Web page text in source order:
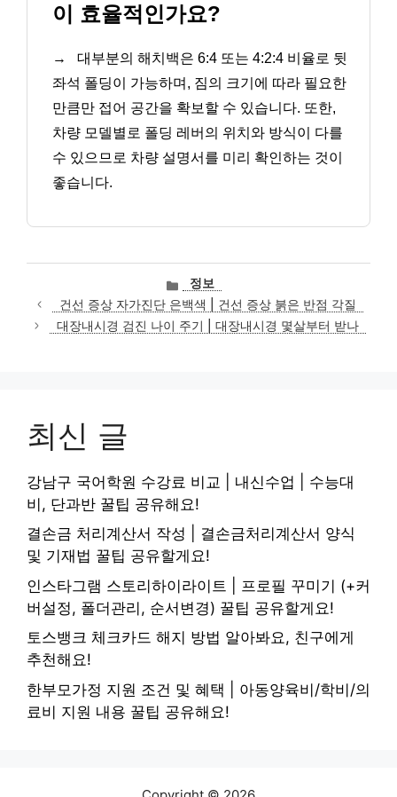
이 효율적인가요?
→
대부분의 해치백은 6:4 또는 4:2:4 비율로 뒷
좌석 폴딩이 가능하며, 짐의 크기에 따라 필요한
만큼만 접어 공간을 확보할 수 있습니다. 또한,
차량 모델별로 폴딩 레버의 위치와 방식이 다를
수 있으므로 차량 설명서를 미리 확인하는 것이
좋습니다.
카
테
고
리
정보
건선 증상 자가진단 은백색 | 건선 증상 붉은 반점 각질
대장내시경 검진 나이 주기 | 대장내시경 몇살부터 받나
최신 글
강남구 국어학원 수강료 비교 | 내신수업 | 수능대
비, 단과반 꿀팁 공유해요!
결손금 처리계산서 작성 | 결손금처리계산서 양식
및 기재법 꿀팁 공유할게요!
인스타그램 스토리하이라이트 | 프로필 꾸미기 (+커
버설정, 폴더관리, 순서변경) 꿀팁 공유할게요!
토스뱅크 체크카드 해지 방법 알아봐요, 친구에게
추천해요!
한부모가정 지원 조건 및 혜택 | 아동양육비/학비/의
료비 지원 내용 꿀팁 공유해요!